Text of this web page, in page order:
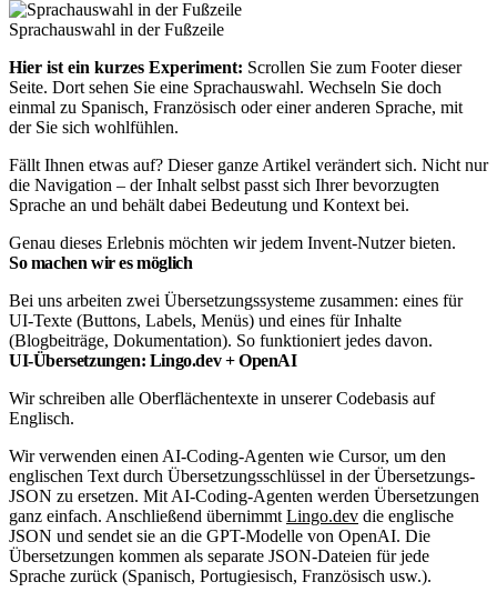
Sprachauswahl in der Fußzeile
Hier ist ein kurzes Experiment: Scrollen Sie zum Footer dieser
Seite. Dort sehen Sie eine Sprachauswahl. Wechseln Sie doch
einmal zu Spanisch, Französisch oder einer anderen Sprache, mit
der Sie sich wohlfühlen.
Fällt Ihnen etwas auf? Dieser ganze Artikel verändert sich. Nicht nur
die Navigation – der Inhalt selbst passt sich Ihrer bevorzugten
Sprache an und behält dabei Bedeutung und Kontext bei.
Genau dieses Erlebnis möchten wir jedem Invent-Nutzer bieten.
So machen wir es möglich
Bei uns arbeiten zwei Übersetzungssysteme zusammen: eines für
UI-Texte (Buttons, Labels, Menüs) und eines für Inhalte
(Blogbeiträge, Dokumentation). So funktioniert jedes davon.
UI-Übersetzungen: Lingo.dev + OpenAI
Wir schreiben alle Oberflächentexte in unserer Codebasis auf
Englisch.
Wir verwenden einen AI-Coding-Agenten wie Cursor, um den
englischen Text durch Übersetzungsschlüssel in der Übersetzungs-
JSON zu ersetzen. Mit AI-Coding-Agenten werden Übersetzungen
ganz einfach. Anschließend übernimmt Lingo.dev die englische
JSON und sendet sie an die GPT-Modelle von OpenAI. Die
Übersetzungen kommen als separate JSON-Dateien für jede
Sprache zurück (Spanisch, Portugiesisch, Französisch usw.).